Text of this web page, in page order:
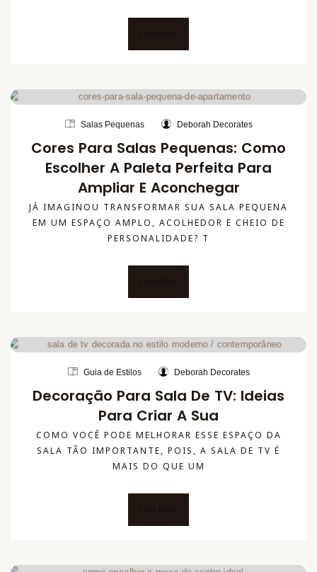
Salas Pequenas Deborah Decorates
Cores Para Salas Pequenas: Como
Escolher A Paleta Perfeita Para
Ampliar E Aconchegar
JÁ IMAGINOU TRANSFORMAR SUA SALA PEQUENA
EM UM ESPAÇO AMPLO, ACOLHEDOR E CHEIO DE
PERSONALIDADE? T
Guia de Estilos Deborah Decorates
Decoração Para Sala De TV: Ideias
Para Criar A Sua
COMO VOCÊ PODE MELHORAR ESSE ESPAÇO DA
SALA TÃO IMPORTANTE, POIS, A SALA DE TV É
MAIS DO QUE UM